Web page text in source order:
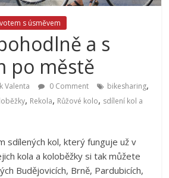
s úsměvem
a s
po městě
Valenta 0 Comment bikesharing,
, Rekola, Růžové kolo, sdílení kol a
sdílených kol, který funguje už v
kola a koloběžky si tak můžete
Budějovicích, Brně, Pardubicích,